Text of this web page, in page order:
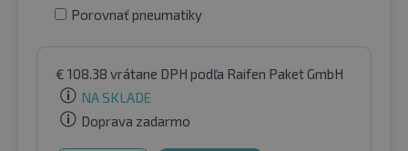
Porovnať pneumatiky
€ 108.38 vrátane DPH podľa Raifen Paket GmbH
NA SKLADE
Doprava zadarmo